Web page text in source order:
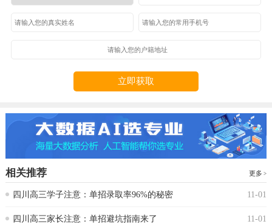
立即获取
相关推荐 更多
四川高三学子注意：单招录取率96%的秘密 11-01
四川高三家长注意：单招避坑指南来了 11-01